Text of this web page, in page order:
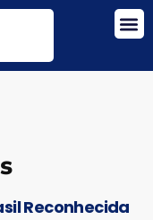
Reconhecida